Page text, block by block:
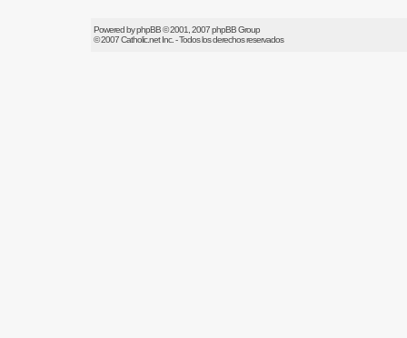
Powered byphpBB© 2001, 2007 phpBB Group
© 2007Catholic.netInc. - Todos los derechos reservados